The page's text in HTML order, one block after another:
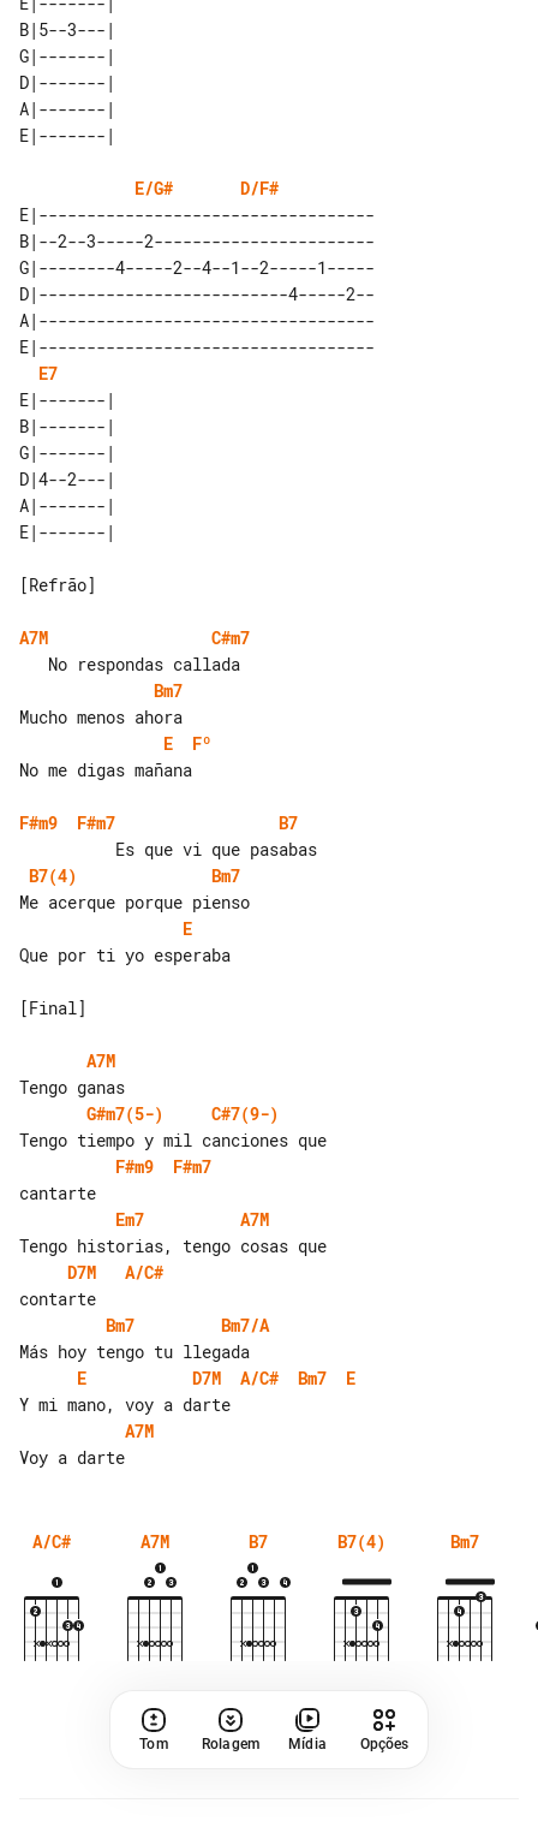
B|5--3---|
G|-------|
D|-------|
A|-------|
E/G#
D/F#
E|-----------------------------------
B|--2--3-----2-----------------------
G|--------4-----2--4--1--2-----1-----
D|--------------------------4-----2--
A|-----------------------------------
E|-----------------------------------
E7
E|-------|
B|-------|
G|-------|
D|4--2---|
A|-------|
[Refrão]
A7M
C#m7
Bm7
E
Fº
No me digas mañana
F#m9 F#m7
B7
B7(4)
Bm7
E
Que por ti yo esperaba
[Final]
A7M
G#m7(5-)
C#7(9-)
F#m9
F#m7
Em7
A7M
D7M
A/C#
Bm7
Bm7/A
E
D7M A/C# Bm7
E
A7M
A/C# A7M B7 B7(4) Bm7
Tom Rolagem Mídia Opções